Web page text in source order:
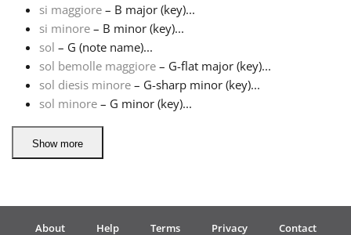
Tiếng Việt
Türkçe
si maggiore – B major (key)...
si minore – B minor (key)...
sol – G (note name)...
sol bemolle maggiore – G-flat major (key)...
sol diesis minore – G-sharp minor (key)...
sol minore – G minor (key)...
Show more
About Help Terms Privacy Contact